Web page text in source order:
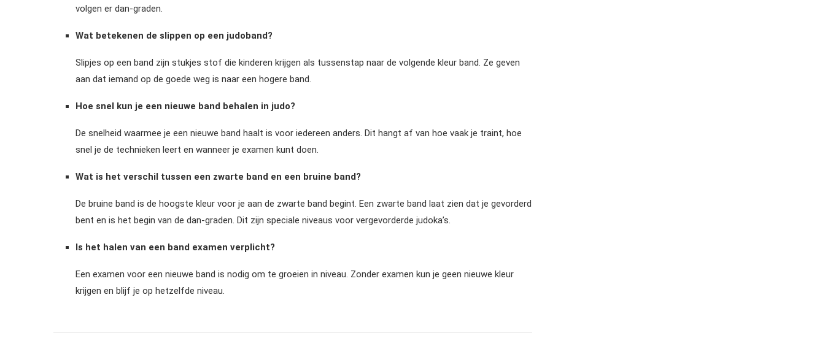
volgen er dan-graden.
Wat betekenen de slippen op een judoband?
Slipjes op een band zijn stukjes stof die kinderen krijgen als tussenstap naar de volgende kleur band. Ze geven
aan dat iemand op de goede weg is naar een hogere band.
Hoe snel kun je een nieuwe band behalen in judo?
De snelheid waarmee je een nieuwe band haalt is voor iedereen anders. Dit hangt af van hoe vaak je traint, hoe
snel je de technieken leert en wanneer je examen kunt doen.
Wat is het verschil tussen een zwarte band en een bruine band?
De bruine band is de hoogste kleur voor je aan de zwarte band begint. Een zwarte band laat zien dat je gevorderd
bent en is het begin van de dan-graden. Dit zijn speciale niveaus voor vergevorderde judoka’s.
Is het halen van een band examen verplicht?
Een examen voor een nieuwe band is nodig om te groeien in niveau. Zonder examen kun je geen nieuwe kleur
krijgen en blijf je op hetzelfde niveau.